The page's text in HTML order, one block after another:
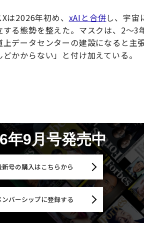
は2026年初め、 xAIと合併し、宇宙
る態勢を整えた。マスクは、2〜3
データセンターの建設になると主
かからない」と付け加えている。
年9月号発売中
新号の購入はこちらから
ンバーシップに登録する